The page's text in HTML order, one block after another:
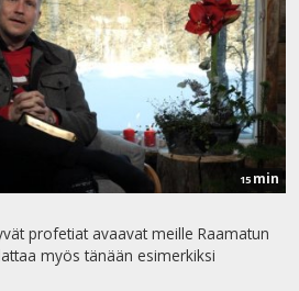
15 min
profetiat avaavat meille Raamatun
myös tänään esimerkiksi